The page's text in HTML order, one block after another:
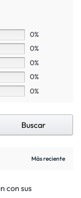
0%
0%
0%
0%
0%
Buscar
con sus